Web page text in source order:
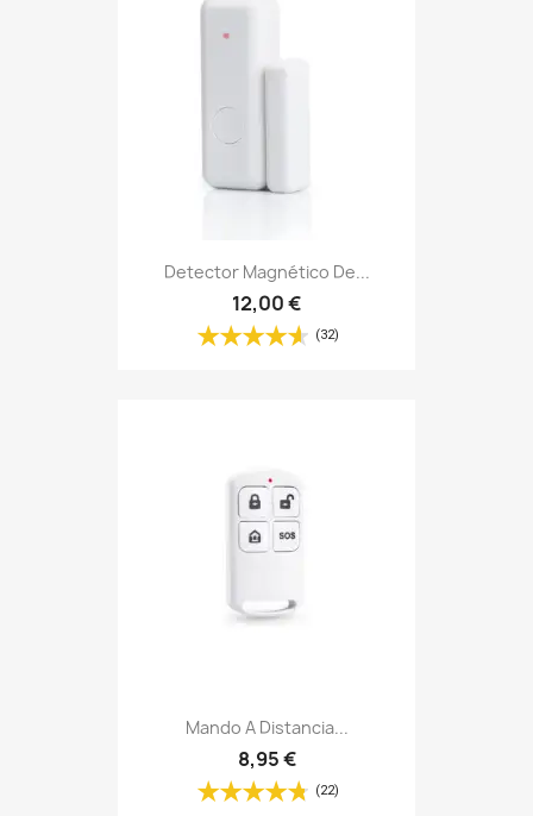
Detector Magnético De...
12,00 €
(32)
Mando A Distancia...
8,95 €
(22)